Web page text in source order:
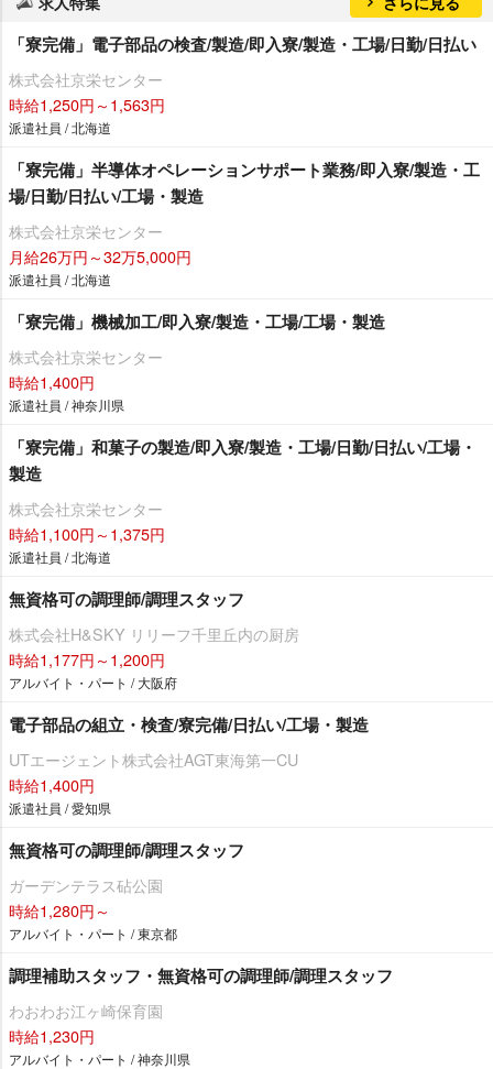
「寮完備」電子部品の検査/製造/即入寮/製造・工場/日勤/日払い
株式会社京栄センター
時給1,250円～1,563円
派遣社員 / 北海道
「寮完備」半導体オペレーションサポート業務/即入寮/製造・工
場/日勤/日払い/工場・製造
株式会社京栄センター
月給26万円～32万5,000円
派遣社員 / 北海道
「寮完備」機械加工/即入寮/製造・工場/工場・製造
株式会社京栄センター
時給1,400円
派遣社員 / 神奈川県
「寮完備」和菓子の製造/即入寮/製造・工場/日勤/日払い/工場・
製造
株式会社京栄センター
時給1,100円～1,375円
派遣社員 / 北海道
無資格可の調理師/調理スタッフ
株式会社H&SKY リリーフ千里丘内の厨房
時給1,177円～1,200円
アルバイト・パート / 大阪府
電子部品の組立・検査/寮完備/日払い/工場・製造
UTエージェント株式会社AGT東海第一CU
時給1,400円
派遣社員 / 愛知県
無資格可の調理師/調理スタッフ
ガーデンテラス砧公園
時給1,280円～
アルバイト・パート / 東京都
調理補助スタッフ・無資格可の調理師/調理スタッフ
わおわお江ヶ崎保育園
時給1,230円
アルバイト・パート / 神奈川県